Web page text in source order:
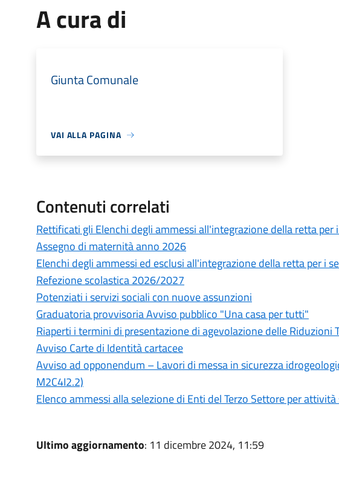
A cura di
Giunta Comunale
VAI ALLA PAGINA
Contenuti correlati
Rettificati gli Elenchi degli ammessi all'integrazione della retta per
Assegno di maternità anno 2026
Elenchi degli ammessi ed esclusi all'integrazione della retta per i
Refezione scolastica 2026/2027
Potenziati i servizi sociali con nuove assunzioni
Graduatoria provvisoria Avviso pubblico "Una casa per tutti"
Riaperti i termini di presentazione di agevolazione delle Riduzioni
Avviso Carte di Identità cartacee
Avviso ad opponendum – Lavori di messa in sicurezza
M2C4I2.2)
Elenco ammessi alla selezione di Enti del Terzo Settore per
Ultimo aggiornamento: 11 dicembre 2024, 11:59